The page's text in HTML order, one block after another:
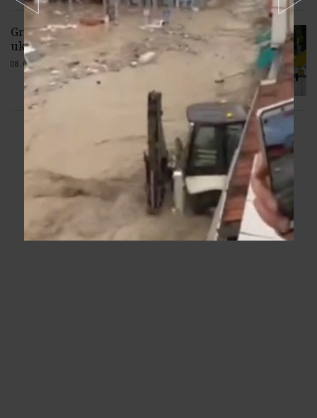
Greenpeace sa chce zapojiť do sporu o
ukončenie dovozu ruského plynu
08. 08. 2026 | 3 komentáre